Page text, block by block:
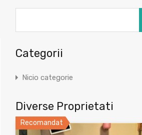
Categorii
Nicio categorie
Diverse Proprietati
Recomandat